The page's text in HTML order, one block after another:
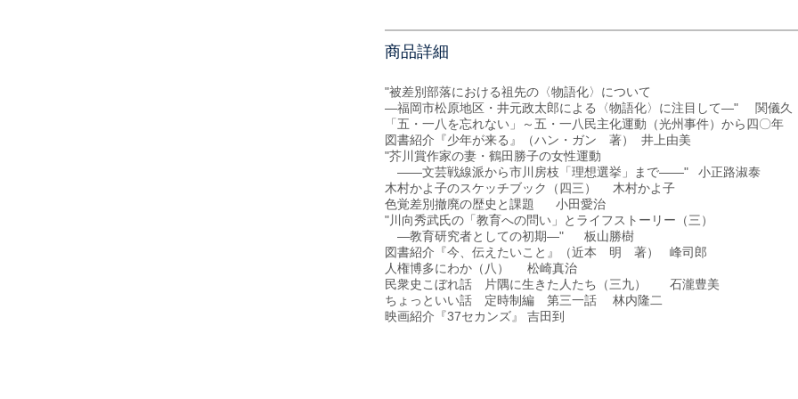
商品詳細
"被差別部落における祖先の〈物語化〉について
―福岡市松原地区・井元政太郎による〈物語化〉に注目して―"
関儀久
「五・一八を忘れない」～五・一八民主化運動（光州事件）から四〇年
図書紹介『少年が来る』（ハン・ガン 著）
井上由美
"芥川賞作家の妻・鶴田勝子の女性運動
――文芸戦線派から市川房枝「理想選挙」まで――"
小正路淑泰
木村かよ子のスケッチブック（四三）
木村かよ子
色覚差別撤廃の歴史と課題
小田愛治
"川向秀武氏の「教育への問い」とライフストーリー（三）
―教育研究者としての初期―"
板山勝樹
図書紹介『今、伝えたいこと』（近本 明 著）
峰司郎
人権博多にわか（八）
松崎真治
民衆史こぼれ話 片隅に生きた人たち（三九）
石瀧豊美
ちょっといい話 定時制編 第三一話
林内隆二
映画紹介『37セカンズ』
吉田到